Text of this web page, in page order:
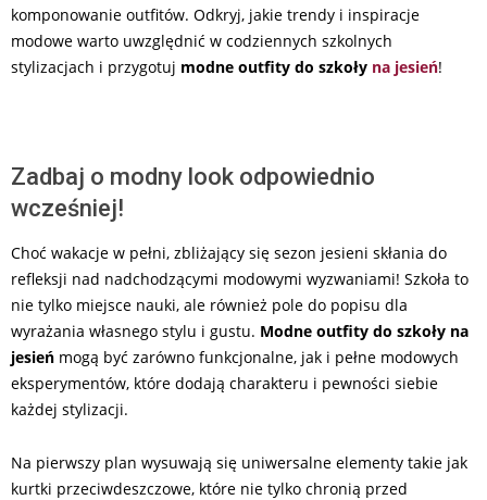
komponowanie outfitów. Odkryj, jakie trendy i inspiracje
modowe warto uwzględnić w codziennych szkolnych
stylizacjach i przygotuj modne outfity do szkoły na jesień!
Zadbaj o modny look odpowiednio
wcześniej!
Choć wakacje w pełni, zbliżający się sezon jesieni skłania do
refleksji nad nadchodzącymi modowymi wyzwaniami! Szkoła to
nie tylko miejsce nauki, ale również pole do popisu dla
wyrażania własnego stylu i gustu. Modne outfity do szkoły na
jesień mogą być zarówno funkcjonalne, jak i pełne modowych
eksperymentów, które dodają charakteru i pewności siebie
każdej stylizacji.
Na pierwszy plan wysuwają się uniwersalne elementy takie jak
kurtki przeciwdeszczowe, które nie tylko chronią przed